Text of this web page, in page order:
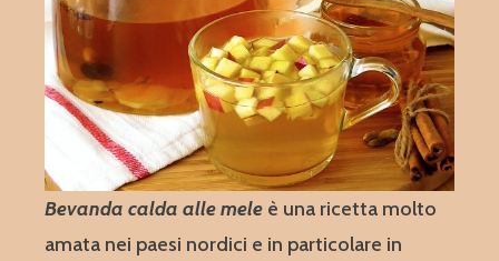
Bevanda calda alle mele è una ricetta molto
amata nei paesi nordici e in particolare in